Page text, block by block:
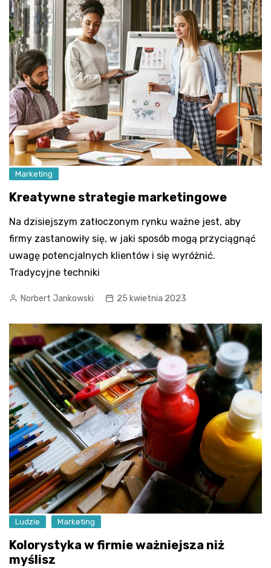
Marketing
Kreatywne strategie marketingowe
Na dzisiejszym zatłoczonym rynku ważne jest, aby
firmy zastanowiły się, w jaki sposób mogą przyciągnąć
uwagę potencjalnych klientów i się wyróżnić.
Tradycyjne techniki
Norbert Jankowski 25 kwietnia 2023
Ludzie Marketing
Kolorystyka w firmie ważniejsza niż
myślisz